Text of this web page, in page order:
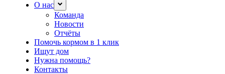
О нас
Команда
Новости
Отчёты
Помочь кормом в 1 клик
Ищут дом
Нужна помощь?
Контакты